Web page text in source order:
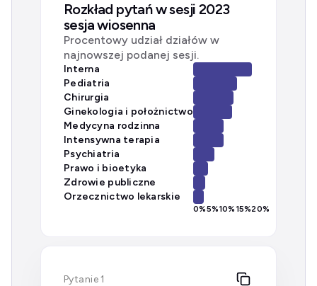
Rozkład pytań w sesji 2023
sesja wiosenna
Procentowy udział działów w
najnowszej podanej sesji.
Interna
Pediatria
Chirurgia
Ginekologia i położnictwo
Medycyna rodzinna
Intensywna terapia
Psychiatria
Prawo i bioetyka
Zdrowie publiczne
Orzecznictwo lekarskie
0%5%10%15%20%
Pytanie 1